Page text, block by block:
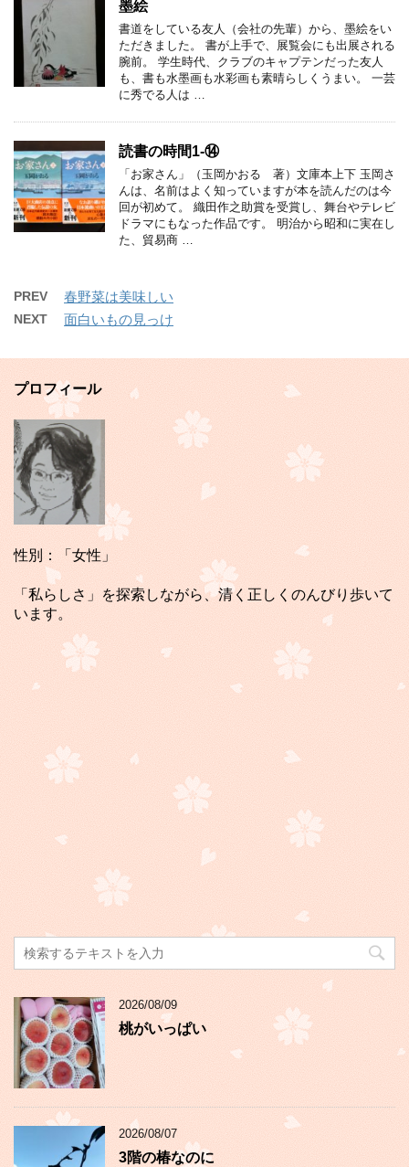
墨絵
書道をしている友人（会社の先輩）から、墨絵をい
ただきました。 書が上手で、展覧会にも出展される
腕前。 学生時代、クラブのキャプテンだった友人
も、書も水墨画も水彩画も素晴らしくうまい。 一芸
に秀でる人は …
読書の時間1-⑭
「お家さん」（玉岡かおる 著）文庫本上下 玉岡さ
んは、名前はよく知っていますが本を読んだのは今
回が初めて。 織田作之助賞を受賞し、舞台やテレビ
ドラマにもなった作品です。 明治から昭和に実在し
た、貿易商 …
PREV 春野菜は美味しい
NEXT 面白いもの見っけ
プロフィール
性別：「女性」
「私らしさ」を探索しながら、清く正しくのんびり歩いて
います。
2026/08/09
桃がいっぱい
2026/08/07
3階の椿なのに